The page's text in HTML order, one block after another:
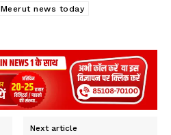
Meerut news today
Next article